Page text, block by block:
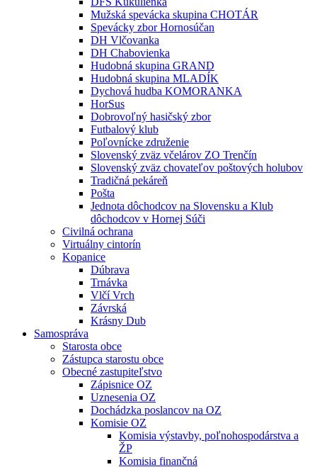
Mužská spevácka skupina CHOTÁR
Spevácky zbor Hornosúčan
DH Vlčovanka
DH Chabovienka
Hudobná skupina GRAND
Hudobná skupina MLADÍK
Dychová hudba KOMORANKA
HorSus
Dobrovoľný hasičský zbor
Futbalový klub
Poľovnícke združenie
Slovenský zväz včelárov ZO Trenčín
Slovenský zväz chovateľov poštových holubov
Tradičná pekáreň
Pošta
Jednota dôchodcov na Slovensku a Klub
dôchodcov v Hornej Súči
Civilná ochrana
Virtuálny cintorín
Kopanice
Dúbrava
Trnávka
Vlčí Vrch
Závrská
Krásny Dub
Samospráva
Starosta obce
Zástupca starostu obce
Obecné zastupiteľstvo
Zápisnice OZ
Uznesenia OZ
Dochádzka poslancov na OZ
Komisie OZ
Komisia výstavby, poľnohospodárstva a
ŽP
Komisia finančná